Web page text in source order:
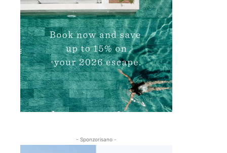
- Sponzorisano -